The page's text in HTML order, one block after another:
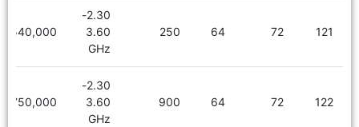
121
72
64
250
2.30-
3.60
GHz
9,540,000
122
72
64
900
2.30-
3.60
GHz
9,750,000